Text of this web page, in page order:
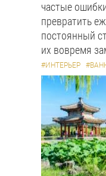
частые
превратить
постоянный
их вовремя
#ИНТЕРЬЕР